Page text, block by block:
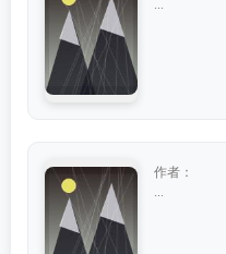
作者：